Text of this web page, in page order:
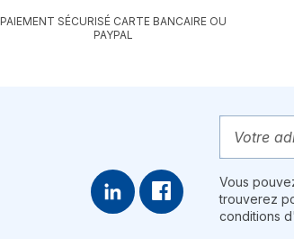
PAIEMENT SÉCURISÉ CARTE BANCAIRE OU
PAYPAL
Vous
trouverez
conditions